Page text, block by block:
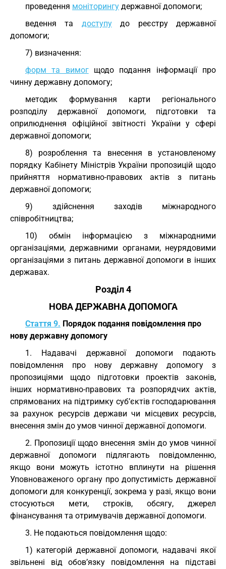
проведення моніторингу державної допомоги;
ведення та доступудо реєстру державної
допомоги;
7) визначення:
форм та вимогщодо подання інформації про
чинну державну допомогу;
методик формування карти регіонального
розподілу державної допомоги, підготовки та
оприлюднення офіційної звітності України у сфері
державної допомоги;
8) розроблення та внесення в установленому
порядку Кабінету Міністрів України пропозицій щодо
прийняття нормативно-правових актів з питань
державної допомоги;
9) здійснення заходів міжнародного
співробітництва;
10) обмін інформацією з міжнародними
організаціями, державними органами, неурядовими
організаціями з питань державної допомоги в інших
державах.
Розділ 4
НОВА ДЕРЖАВНА ДОПОМОГА
Стаття 9. Порядок подання повідомлення про
нову державну допомогу
1. Надавачі державної допомоги подають
повідомлення про нову державну допомогу з
пропозиціями щодо підготовки проектів законів,
інших нормативно-правових та розпорядчих актів,
спрямованих на підтримку суб’єктів господарювання
за рахунок ресурсів держави чи місцевих ресурсів,
внесення змін до умов чинної державної допомоги.
2. Пропозиції щодо внесення змін до умов чинної
державної допомоги підлягають повідомленню,
якщо вони можуть істотно вплинути на рішення
Уповноваженого органу про допустимість державної
допомоги для конкуренції, зокрема у разі, якщо вони
стосуються мети, строків, обсягу, джерел
фінансування та отримувачів державної допомоги.
3. Не подаються повідомлення щодо:
1) категорій державної допомоги, надавачі якої
звільнені від обов’язку повідомлення на підставі